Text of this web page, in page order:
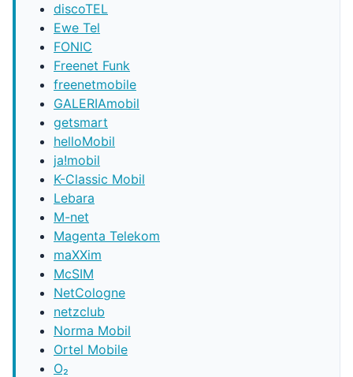
discoTEL
Ewe Tel
FONIC
Freenet Funk
freenetmobile
GALERIAmobil
getsmart
helloMobil
ja!mobil
K-Classic Mobil
Lebara
M-net
Magenta Telekom
maXXim
McSIM
NetCologne
netzclub
Norma Mobil
Ortel Mobile
O₂